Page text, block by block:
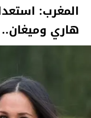
المغرب:
هاري وميغان..